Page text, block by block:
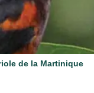
de la Martinique